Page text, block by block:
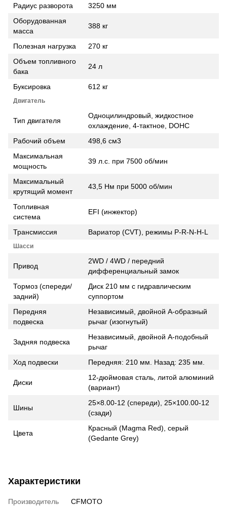
Радиус разворота
3250 мм
Оборудованная
масса
388 кг
Полезная нагрузка
270 кг
Объем топливного
бака
24 л
Буксировка 612 кг
Двигатель
Тип двигателя
Одноцилиндровый, жидкостное
охлаждение, 4-тактное, DOHC
Рабочий объем
498,6 см3
Максимальная
мощность
39 л.с. при 7500 об/мин
Максимальный
крутящий момент
43,5 Нм при 5000 об/мин
Топливная
система
EFI (инжектор)
Трансмиссия Вариатор (CVT), режимы P-R-N-H-L
Шасси
Привод
2WD / 4WD / передний
дифференциальный замок
Тормоз (спереди/
задний)
Диск 210 мм с гидравлическим
суппортом
Передняя
подвеска
Независимый, двойной A-образный
рычаг (изогнутый)
Задняя подвеска
Независимый, двойной A-подобный
рычаг
Ход подвески
Передняя: 210 мм. Назад: 235 мм.
Диски
12-дюймовая сталь, литой алюминий
(вариант)
Шины
25×8.00-12 (спереди), 25×100.00-12
(сзади)
Цвета
Красный (Magma Red), серый
(Gedante Grey)
Характеристики
Производитель
CFMOTO